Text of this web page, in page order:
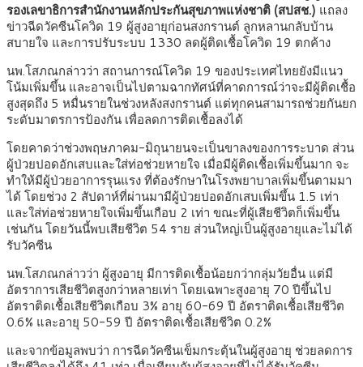
รองเลขาธิการสำนักงานหลักประกันสุขภาพแห่งชาติ (สปสช.) แถลง
ข่าวฉีดวัคซีนโควิด 19 ผู้สูงอายุก่อนสงกรานต์ ลูกหลานกลับบ้าน
สบายใจ และการปรับระบบ 1330 ลดผู้ติดเชื้อโควิด 19 ตกค้าง
นพ.โสภณกล่าวว่า สถานการณ์โควิด 19 ของประเทศไทยยังมีแนว
โน้มเพิ่มขึ้น และอาจเป็นไปตามฉากทัศน์ที่คาดการณ์ว่าจะมีผู้ติดเชื้อ
สูงสุดถึง 5 หมื่นรายในช่วงหลังสงกรานต์ แต่ทุกคนสามารถช่วยกันยก
ระดับมาตรการป้องกัน เพื่อลดการติดเชื้อลงได้
โดยคาดว่าช่วงพฤษภาคม-มิถุนายนจะเป็นขาลงของการระบาด ส่วน
ผู้ป่วยปอดอักเสบและใส่ท่อช่วยหายใจ เมื่อมีผู้ติดเชื้อเพิ่มขึ้นมาก จะ
ทำให้มีผู้ป่วยอาการรุนแรง ที่ต้องรักษาในโรงพยาบาลเพิ่มขึ้นตามมา
ได้ โดยช่วง 2 สัปดาห์ที่ผ่านมามีผู้ป่วยปอดอักเสบเพิ่มขึ้น 1.5 เท่า
และใส่ท่อช่วยหายใจเพิ่มขึ้นเกือบ 2 เท่า ขณะที่ผู้เสียชีวิตก็เพิ่มขึ้น
เช่นกัน โดยวันนี้พบเสียชีวิต 54 ราย ส่วนใหญ่เป็นผู้สูงอายุและไม่ได้
รับวัคซีน
นพ.โสภณกล่าวว่า ผู้สูงอายุ มีการติดเชื้อน้อยกว่ากลุ่มวัยอื่น แต่มี
อัตราการเสียชีวิตสูงกว่าหลายเท่า โดยเฉพาะสูงอายุ 70 ปีขึ้นไป
อัตราติดเชื้อเสียชีวิตเกือบ 3% อายุ 60-69 ปี อัตราติดเชื้อเสียชีวิต
0.6% และอายุ 50-59 ปี อัตราติดเชื้อเสียชีวิต 0.2%
และจากข้อมูลพบว่า การฉีดวัคซีนเข็มกระตุ้นในผู้สูงอายุ ช่วยลดการ